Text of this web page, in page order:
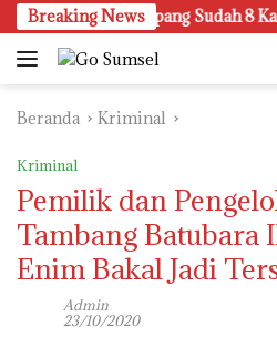
Langsung
ke
konten
Breaking News
Sandar Upang Sudah 8 Kali
Beranda Kriminal
Kriminal
Pemilik dan
Tambang Batubara
Enim Bakal Jadi
Admin
23/10/2020